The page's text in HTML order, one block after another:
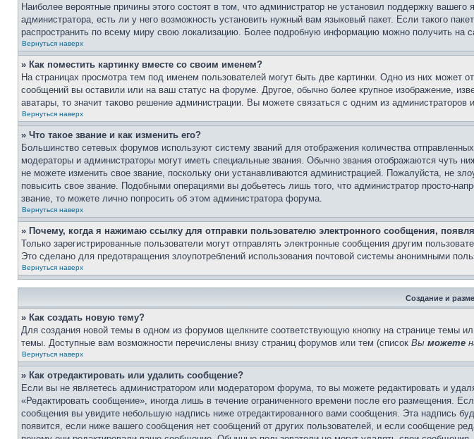
Наиболее вероятные причины этого состоят в том, что администратор не установил поддержку
администратора, есть ли у него возможность установить нужный вам языковый пакет. Если такого
распространить по всему миру свою локализацию. Более подробную информацию можно получить на
Вернуться наверх
» Как поместить картинку вместе со своим именем?
На страницах просмотра тем под именем пользователей могут быть две картинки. Одно из них может
сообщений вы оставили или на ваш статус на форуме. Другое, обычно более крупное изображение,
аватары, то значит таково решение администрации. Вы можете связаться с одним из администраторов
Вернуться наверх
» Что такое звание и как изменить его?
Большинство сетевых форумов используют систему званий для отображения количества
модераторы и администраторы могут иметь специальные звания. Обычно звания отображаются чуть
не можете изменить свое звание, поскольку они устанавливаются администрацией. Пожалуйста, не
повысить свое звание. Подобными операциями вы добьетесь лишь того, что администратор просто-
звание, то можете лично попросить об этом администратора форума.
Вернуться наверх
» Почему, когда я нажимаю ссылку для отправки пользователю электронного сообщения,
Только зарегистрированные пользователи могут отправлять электронные сообщения другим
Это сделано для предотвращения злоупотреблений использования почтовой системы анонимными
Вернуться наверх
Создание и
» Как создать новую тему?
Для создания новой темы в одном из форумов щелкните соответствующую кнопку на странице темы
темы. Доступные вам возможности перечислены внизу страниц форумов или тем (список Вы можете
Вернуться наверх
» Как отредактировать или удалить сообщение?
Если вы не являетесь администратором или модератором форума, то вы можете редактировать и
«Редактировать сообщение», иногда лишь в течение ограниченного времени после его размещения.
сообщения вы увидите небольшую надпись ниже отредактированного вами сообщения. Эта надпись
появится, если ниже вашего сообщения нет сообщений от других пользователей, и если сообщение